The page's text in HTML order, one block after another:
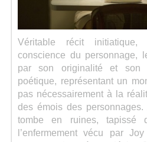
Véritable récit
conscience du personnage,
par son originalité et son
poétique, représentant un
pas nécessairement à la
des émois des
tombe en ruines, tapissé
l’enfermement vécu par